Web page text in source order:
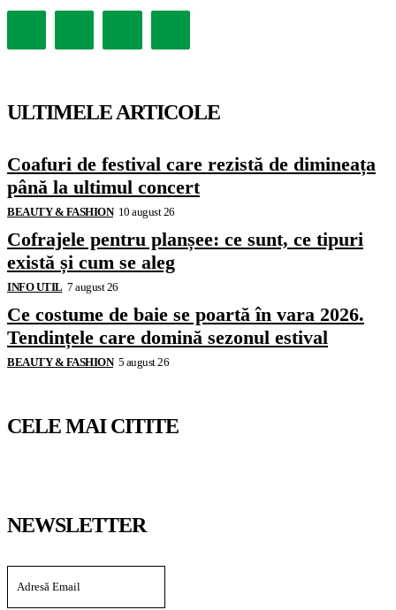
ULTIMELE ARTICOLE
Coafuri de festival care rezistă de dimineața
până la ultimul concert
BEAUTY & FASHION 10 august 26
Cofrajele pentru planșee: ce sunt, ce tipuri
există și cum se aleg
INFO UTIL 7 august 26
Ce costume de baie se poartă în vara 2026.
Tendințele care domină sezonul estival
BEAUTY & FASHION 5 august 26
CELE MAI CITITE
NEWSLETTER